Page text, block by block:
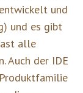
und
und es gibt
alle
Auch der IDE